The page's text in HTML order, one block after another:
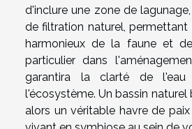
d'inclure une zone de
de filtration naturel,
harmonieux de la faune et
particulier dans
garantira la clarté de
l'écosystème. Un bassin
alors un véritable havre de